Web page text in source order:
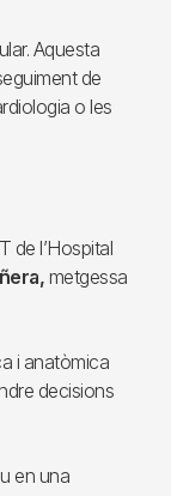
Aquesta
de
o les
de l’Hospital
metgessa
i anatòmica
decisions
en una